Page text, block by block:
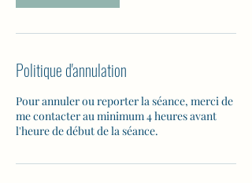
Politique d'annulation
Pour annuler ou reporter la séance, merci de
me contacter au minimum 4 heures avant
l'heure de début de la séance.